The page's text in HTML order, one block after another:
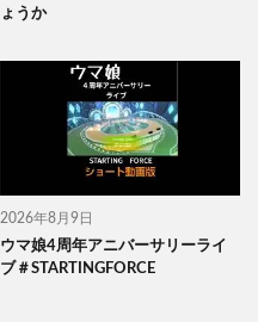
ょうか
2026年8月9日
ウマ娘4周年アニバーサリーライ
ブ＃STARTINGFORCE